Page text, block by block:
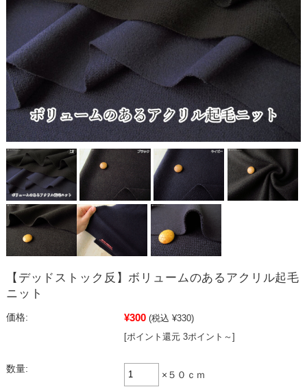
【デッドストック反】ボリュームのあるアクリル起毛
ニット
価格: ¥300 (税込 ¥330)
[ポイント還元 3ポイント～]
数量:
×５０ｃｍ